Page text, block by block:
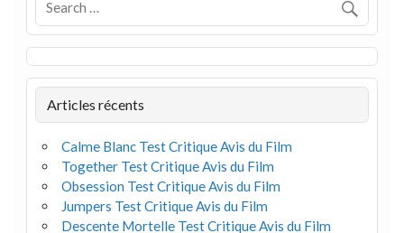
Articles récents
Calme Blanc Test Critique Avis du Film
Together Test Critique Avis du Film
Obsession Test Critique Avis du Film
Jumpers Test Critique Avis du Film
Descente Mortelle Test Critique Avis du Film